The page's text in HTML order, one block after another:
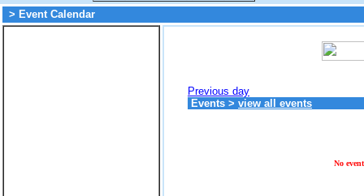
> Event Calendar
Previous day
Events > view all events
No